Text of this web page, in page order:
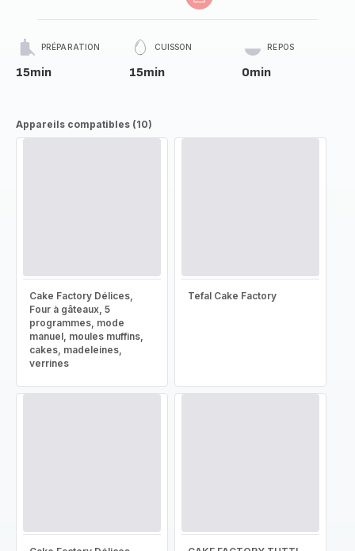
PRÉPARATION
15min
CUISSON
15min
REPOS
0min
Appareils compatibles (10)
Cake Factory Délices,
Four à gâteaux, 5
programmes, mode
manuel, moules muffins,
cakes, madeleines,
verrines
Tefal Cake Factory